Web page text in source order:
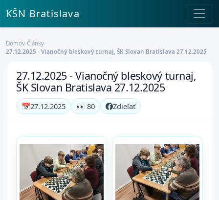
KŠN Bratislava
Domov›Články›
27.12.2025 - Vianočný bleskový turnaj, ŠK Slovan Bratislava 27.12.2025
27.12.2025 - Vianočný bleskový turnaj,
ŠK Slovan Bratislava 27.12.2025
📅27.12.2025 👀 80 Zdieľať